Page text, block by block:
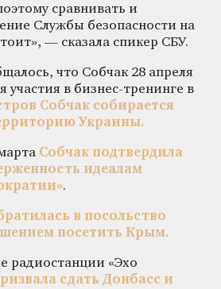
сравнивать и
Службы безопасности на
— сказала спикер СБУ.
что Собчак 28 апреля
участия в бизнес-тренинге в
Собчак собирается
Украины.
Собчак подтвердила
идеалам
.
в посольство
посетить Крым.
радиостанции «Эхо
сдать Донбасс и